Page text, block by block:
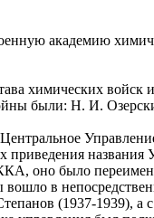
академию
химических
были: Н. И.
названия
оно было
в
(1937-1939), а с